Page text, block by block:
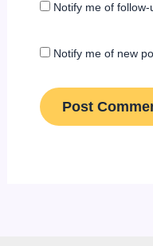
Notify me of
Notify me of new